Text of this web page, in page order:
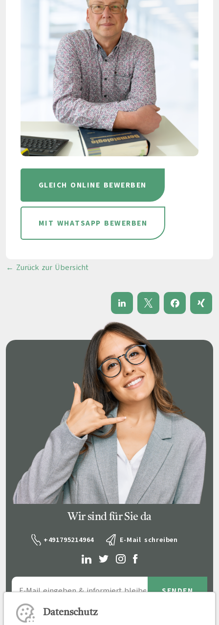
GLEICH ONLINE BEWERBEN
MIT WHATSAPP BEWERBEN
← Zurück zur Übersicht
Wir sind für Sie da
+491795214964 E-Mail schreiben
Datenschutz